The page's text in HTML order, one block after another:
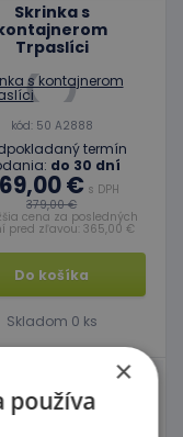
Skrinka s
Trpaslíci
kód: 50 A2888
termín
do 30 dní
€ s DPH
379,00 €
cena za posledných
pred zľavou: 365,00 €
Do košíka
Skladom 0 ks
stredná 1
×
používa